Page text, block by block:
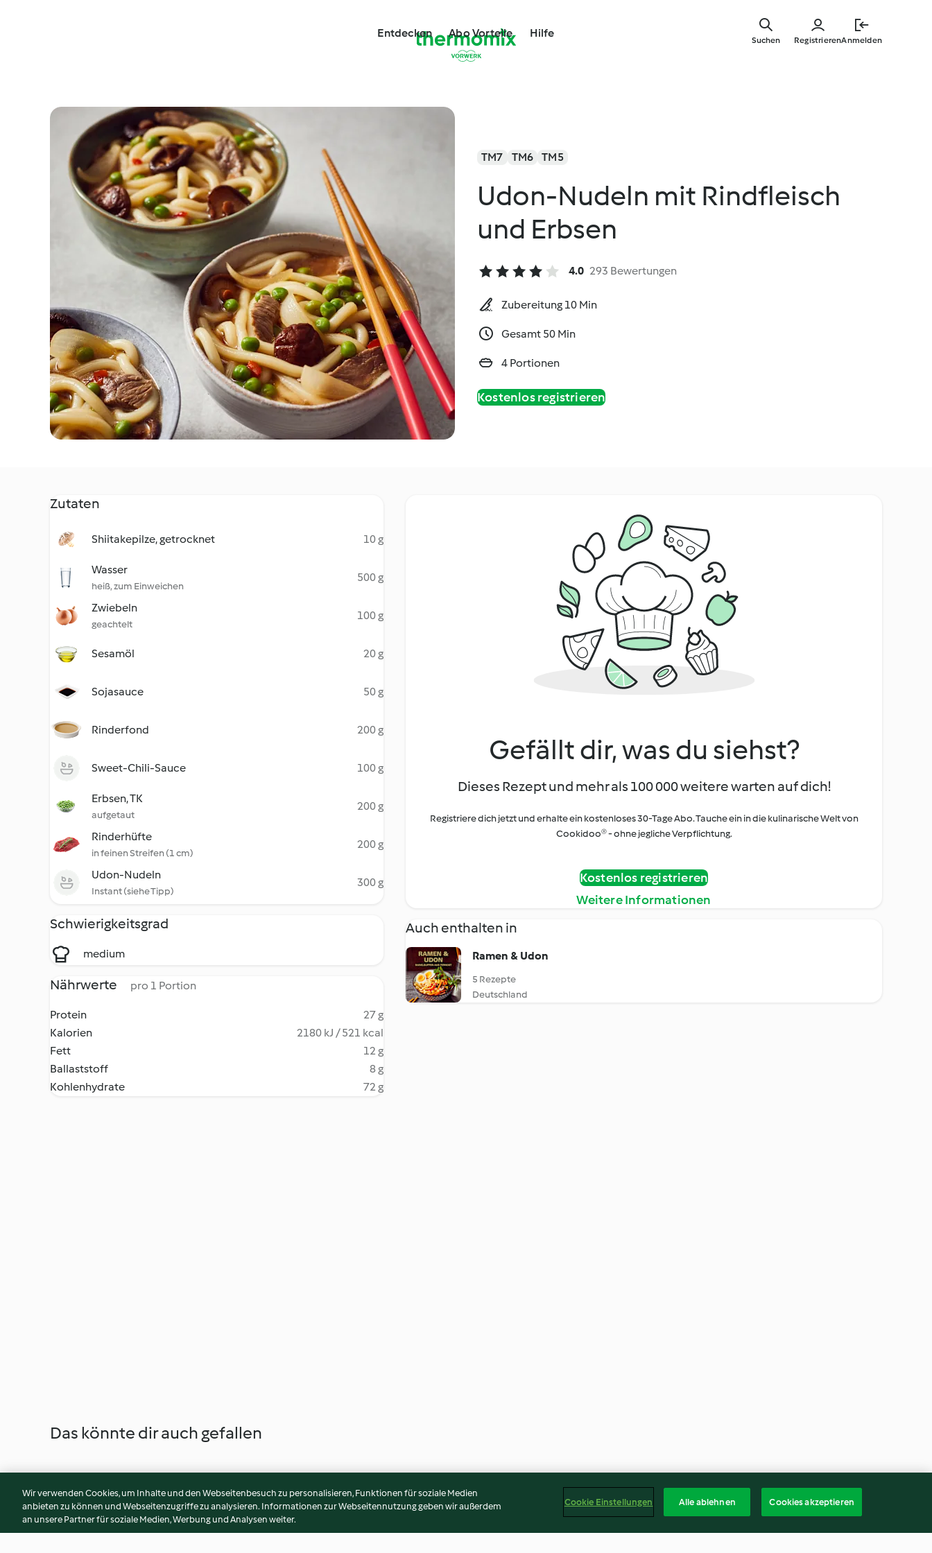
springen
Entdecken Abo Vorteile Hilfe
RegistrierenAnmelden
Suchen
TM7 TM6 TM5
Udon-Nudeln mit Rindfleisch
und Erbsen
4.0 293 Bewertungen
Zubereitung 10 Min
Gesamt 50 Min
4 Portionen
Kostenlos registrieren
Zutaten
Shiitakepilze, getrocknet 10 g
Wasser
heiß, zum Einweichen
500 g
Zwiebeln
geachtelt
100 g
Sesamöl 20 g
Sojasauce 50 g
Rinderfond 200 g
Sweet-Chili-Sauce 100 g
Erbsen, TK
aufgetaut
200 g
Rinderhüfte
in feinen Streifen (1 cm)
200 g
Udon-Nudeln
Instant (siehe Tipp)
300 g
Schwierigkeitsgrad
medium
Nährwerte pro 1 Portion
Protein
27 g
Kalorien
2180 kJ / 521 kcal
Fett
12 g
Ballaststoff
8 g
Kohlenhydrate
72 g
Gefällt dir, was du siehst?
Dieses Rezept und mehr als 100 000 weitere warten auf dich!
Registriere dich jetzt und erhalte ein kostenloses 30-Tage Abo. Tauche ein in die kulinarische Welt von
Cookidoo® - ohne jegliche Verpflichtung.
Kostenlos registrieren
Weitere Informationen
Auch enthalten in
Ramen & Udon
5 Rezepte
Deutschland
Das könnte dir auch gefallen
Wir verwenden Cookies, um Inhalte und den Webseitenbesuch zu personalisieren, Funktionen für soziale Medien
anbieten zu können und Webseitenzugriffe zu analysieren. Informationen zur Webseitennutzung geben wir außerdem
an unsere Partner für soziale Medien, Werbung und Analysen weiter.
Cookie Einstellungen Alle ablehnen Cookies akzeptieren